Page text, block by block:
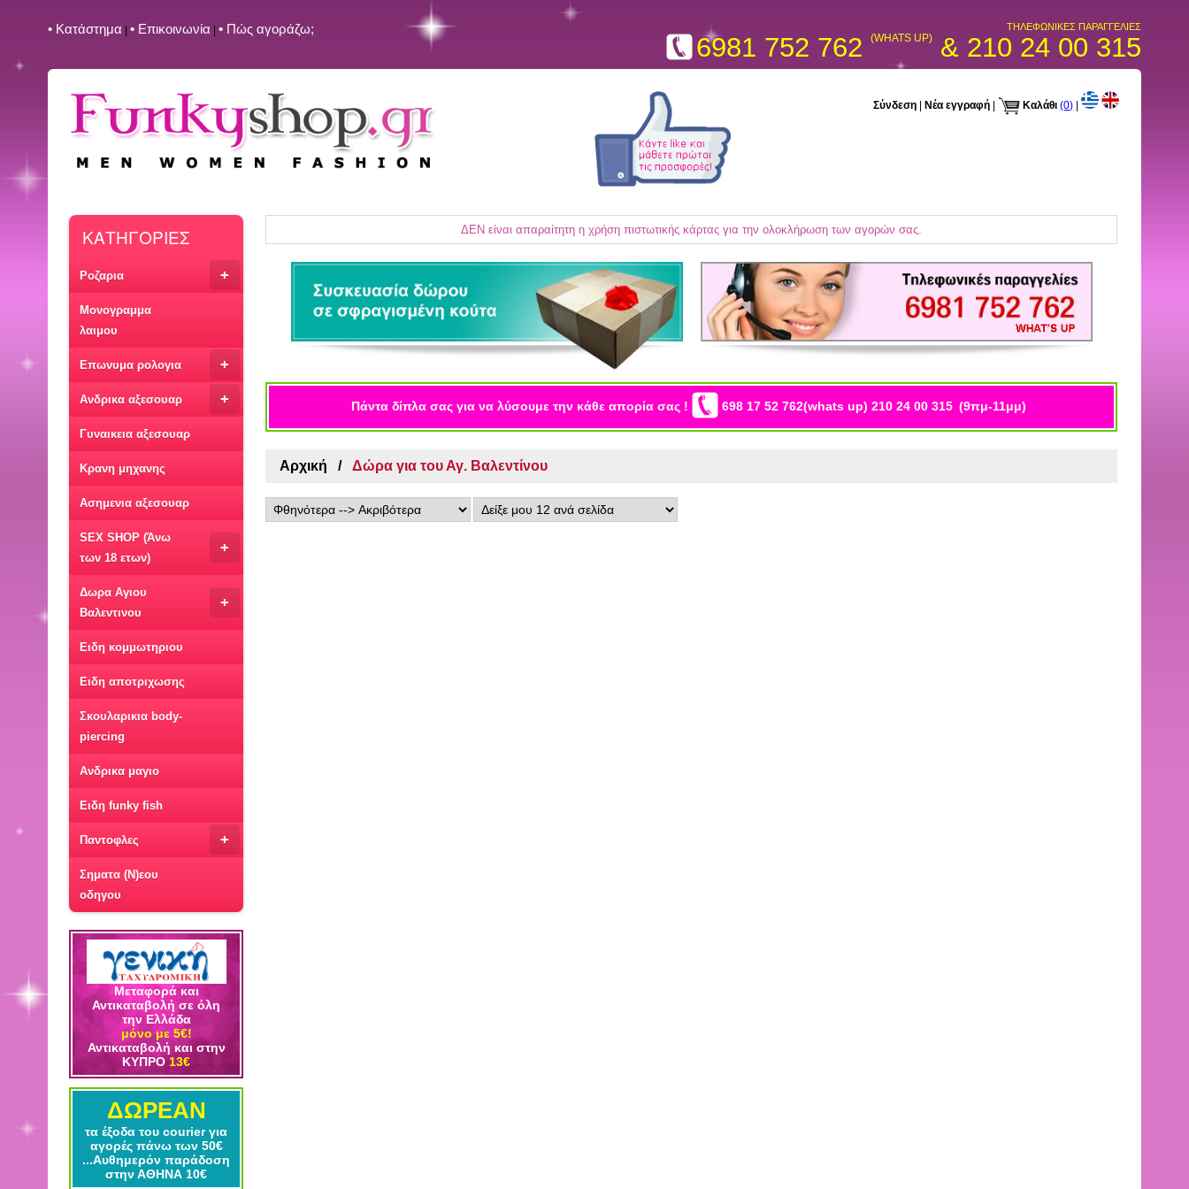
• Kατάστημα • Επικοινωνία • Πώς αγοράζω; ΤΗΛΕΦΩΝΙΚΕΣ ΠΑΡΑΓΓΕΛΙΕΣ
6981 752 762(WHATS UP) & 210 24 00 315
Σύνδεση Νέα εγγραφή Καλάθι (0) |
ΚΑΤΗΓΟΡΙΕΣ
+
Ροζαρια
Μονογραμμα
λαιμου
+
Επωνυμα ρολογια
+
Ανδρικα αξεσουαρ
Γυναικεια αξεσουαρ
Κρανη μηχανης
Ασημενια αξεσουαρ
+
SEX SHOP (Άνω
των 18 ετων)
+
Δωρα Αγιου
Βαλεντινου
Ειδη κομμωτηριου
Ειδη αποτριχωσης
Σκουλαρικια body-
piercing
Ανδρικα μαγιο
Ειδη funky fish
+
Παντοφλες
Σηματα (Ν)εου
οδηγου
Μεταφορά και
Αντικαταβολή σε όλη
την Ελλάδα
μόνο με 5€!
Αντικαταβολή και στην
ΚΥΠΡΟ13€
ΔΩΡΕΑΝ
τα έξοδα του courier για
αγορές πάνω των 50€
...Αυθημερόν παράδοση
στην ΑΘΗΝΑ 10€
ΔΕΝ είναι απαραίτητη η χρήση πιστωτικής κάρτας για την ολοκλήρωση των αγορών σας.
Πάντα δίπλα σας για να λύσουμε την κάθε απορία σας ! 698 17 52 762(whats up) 210 24 00 315 (9πμ-11μμ)
Αρχική Δώρα για του Αγ. Βαλεντίνου